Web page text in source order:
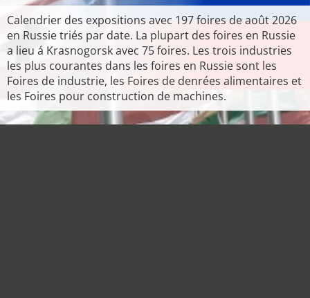
Calendrier des expositions avec 197 foires de août 2026
en Russie triés par date. La plupart des foires en Russie
a lieu á Krasnogorsk avec 75 foires. Les trois industries
les plus courantes dans les foires en Russie sont les
Foires de industrie, les Foires de denrées alimentaires et
les Foires pour construction de machines.